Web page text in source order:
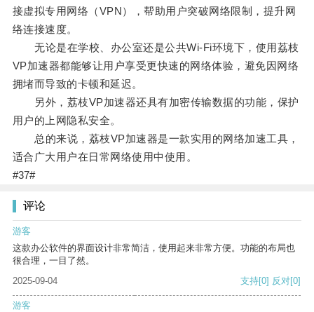
接虚拟专用网络（VPN），帮助用户突破网络限制，提升网
络连接速度。
无论是在学校、办公室还是公共Wi-Fi环境下，使用荔枝
VP加速器都能够让用户享受更快速的网络体验，避免因网络
拥堵而导致的卡顿和延迟。
另外，荔枝VP加速器还具有加密传输数据的功能，保护
用户的上网隐私安全。
总的来说，荔枝VP加速器是一款实用的网络加速工具，
适合广大用户在日常网络使用中使用。
#37#
评论
游客
这款办公软件的界面设计非常简洁，使用起来非常方便。功能的布局也
很合理，一目了然。
2025-09-04
支持[0] 反对[0]
游客